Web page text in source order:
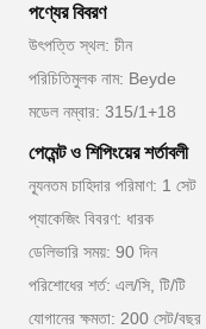
পণ্যের বিবরণ
উৎপত্তি স্থল: চীন
পরিচিতিমুলক নাম: Beyde
মডেল নম্বার: 315/1+18
পেমেন্ট ও শিপিংয়ের শর্তাবলী
ন্যূনতম চাহিদার পরিমাণ: 1 সেট
প্যাকেজিং বিবরণ: ধারক
ডেলিভারি সময়: 90 দিন
পরিশোধের শর্ত: এল/সি, টি/টি
যোগানের ক্ষমতা: 200 সেট/বছর